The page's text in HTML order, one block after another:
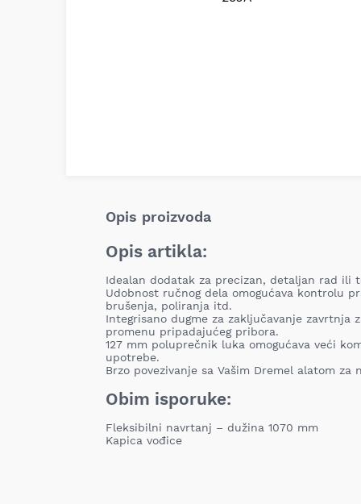
Opis proizvoda
Opis artikla:
Idealan dodatak za precizan, detaljan rad ili
Udobnost ručnog dela omogućava kontrolu
brušenja, poliranja itd.
Integrisano dugme za zaključavanje zavrtnja
promenu pripadajućeg pribora.
127 mm poluprečnik luka omogućava veći
upotrebe.
Brzo povezivanje sa Vašim Dremel alatom za
Obim isporuke:
Fleksibilni navrtanj – dužina 1070 mm
Kapica vođice